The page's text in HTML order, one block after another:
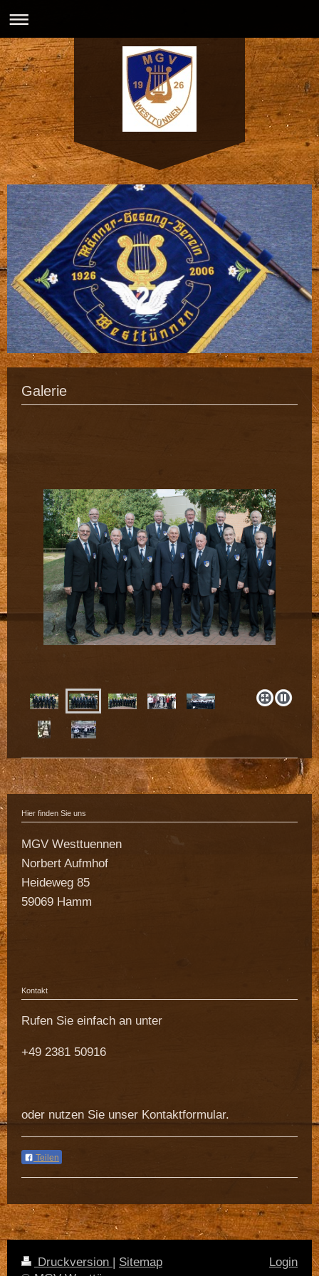
Galerie
Hier finden Sie uns
MGV Westtuennen
Norbert Aufmhof
Heideweg 85
59069 Hamm
Kontakt
Rufen Sie einfach an unter
+49 2381 50916
oder nutzen Sie unser Kontaktformular.
Teilen
Druckversion | Sitemap
Login